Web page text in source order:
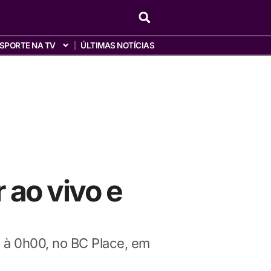
NA TV ÚLTIMAS NOTÍCIAS
vivo e
0h00, no BC Place, em